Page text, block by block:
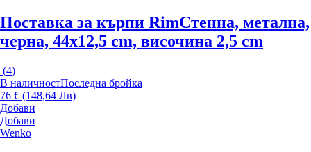
Поставка за кърпи RimСтенна, метална,
черна, 44x12,5 cm, височина 2,5 cm
(4)
В наличностПоследна бройка
76 € (148,64 Лв)
Добави
Добави
Wenko